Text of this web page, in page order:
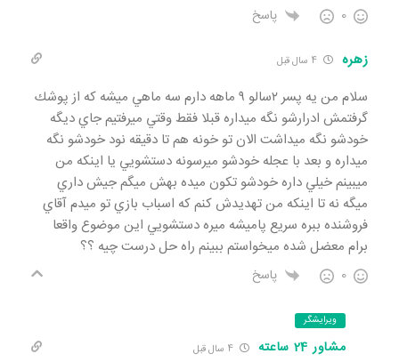
0 پاسخ
زهره 4 سال قبل
سلام من يه پسر ٢سالو ٩ ماهه دارم سه ماهي ميشه كه از پوشك
گرفتمش ادرارشو نگه ميداره قبلا فقط وقتي ميرفتيم جاي ديگه
خودشو نگه ميداشت الان تو خونه هم تا دقيقه نود خودشو نگه
ميداره و بعد با عجله خودشو ميرسونه دستشويي يا اينكه من
ميبينم خيلي داره خودشو تكون ميده بهش ميگم جيش داري
ميگه نه تا اينكه من تهديدش كنم كه اسباب بازي تو ميدم آقاي
فروشنده ببره سريع پاميشه ميره دستشويي اين موضوع واقعا
برام معضل شده ميخواستم ببينم راه حل درست چيه ؟؟
0 پاسخ
ویرایشگر
مشاور 24 ساعته 4 سال قبل